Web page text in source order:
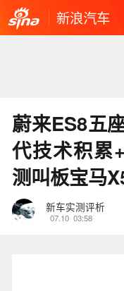
新浪汽车
蔚来ES8五
代技术积累
测叫板宝马
新车实测评析
07.10 03:58